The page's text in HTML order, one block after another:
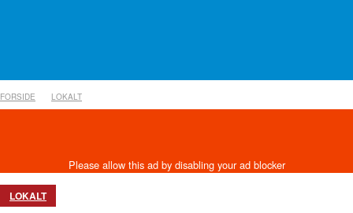
FORSIDE LOKALT
LOKALT